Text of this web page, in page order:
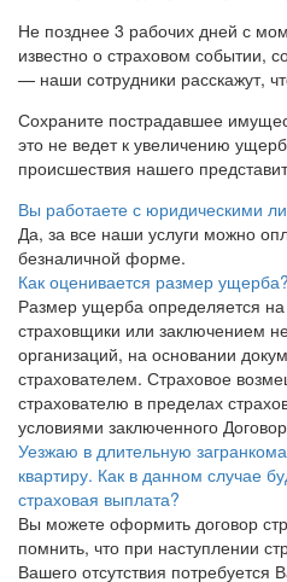
Не позднее 3 рабочих дней с
известно о страховом событии,
— наши сотрудники расскажут,
Сохраните пострадавшее
это не ведет к увеличению
происшествия нашего
Вы работаете с юридическими
Да, за все наши услуги можно
безналичной форме.
Как оценивается размер ущерба?
Размер ущерба определяется на
страховщики или заключением
организаций, на основании
страхователем. Страховое
страхователю в пределах
условиями заключенного
Уезжаю в длительную
квартиру. Как в данном случае
страховая выплата?
Вы можете оформить договор
помнить, что при наступлении
Вашего отсутствия